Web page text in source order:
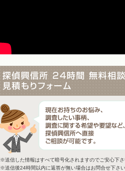
※送信した情報はすべて暗号化されますのでご安心下
※送信後24時間以内に返答が無い場合はお問合せ下さい